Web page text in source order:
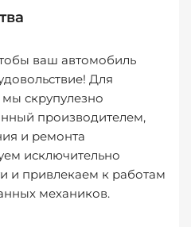
ваш автомобиль
Для
скрупулезно
производителем,
и ремонта
исключительно
и привлекаем к работам
механиков.